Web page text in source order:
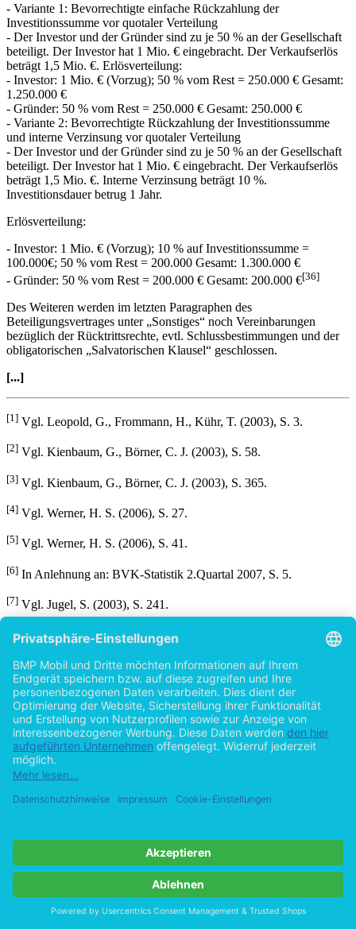
- Variante 1: Bevorrechtigte einfache Rückzahlung der
Investitionssumme vor quotaler Verteilung
- Der Investor und der Gründer sind zu je 50 % an der Gesellschaft
beteiligt. Der Investor hat 1 Mio. € eingebracht. Der Verkaufserlös
beträgt 1,5 Mio. €. Erlösverteilung:
- Investor: 1 Mio. € (Vorzug); 50 % vom Rest = 250.000 € Gesamt:
1.250.000 €
- Gründer: 50 % vom Rest = 250.000 € Gesamt: 250.000 €
- Variante 2: Bevorrechtigte Rückzahlung der Investitionssumme
und interne Verzinsung vor quotaler Verteilung
- Der Investor und der Gründer sind zu je 50 % an der Gesellschaft
beteiligt. Der Investor hat 1 Mio. € eingebracht. Der Verkaufserlös
beträgt 1,5 Mio. €. Interne Verzinsung beträgt 10 %.
Investitionsdauer betrug 1 Jahr.
Erlösverteilung:
- Investor: 1 Mio. € (Vorzug); 10 % auf Investitionssumme =
100.000€; 50 % vom Rest = 200.000 Gesamt: 1.300.000 €
- Gründer: 50 % vom Rest = 200.000 € Gesamt: 200.000 €[36]
Des Weiteren werden im letzten Paragraphen des
Beteiligungsvertrages unter „Sonstiges“ noch Vereinbarungen
bezüglich der Rücktrittsrechte, evtl. Schlussbestimmungen und der
obligatorischen „Salvatorischen Klausel“ geschlossen.
[...]
[1] Vgl. Leopold, G., Frommann, H., Kühr, T. (2003), S. 3.
[2] Vgl. Kienbaum, G., Börner, C. J. (2003), S. 58.
[3] Vgl. Kienbaum, G., Börner, C. J. (2003), S. 365.
[4] Vgl. Werner, H. S. (2006), S. 27.
[5] Vgl. Werner, H. S. (2006), S. 41.
[6] In Anlehnung an: BVK-Statistik 2.Quartal 2007, S. 5.
[7] Vgl. Jugel, S. (2003), S. 241.
[8]Vgl. Jesch, T. A. (2004), S. 97.
[9]Vgl. Jesch, T. A. (2004), S. 102.
[10]Vgl. Jesch, T. A. (2004), S. 106.
[11]Vgl. Jesch, T. A. (2004), S. 107.
[12]Vgl. von Daniels, H. (2004), S. 48.
[13]
Vgl. Jesch, T. A. (2004), S. 108.
Vgl. Jesch, T. A. (2004), S. 109.